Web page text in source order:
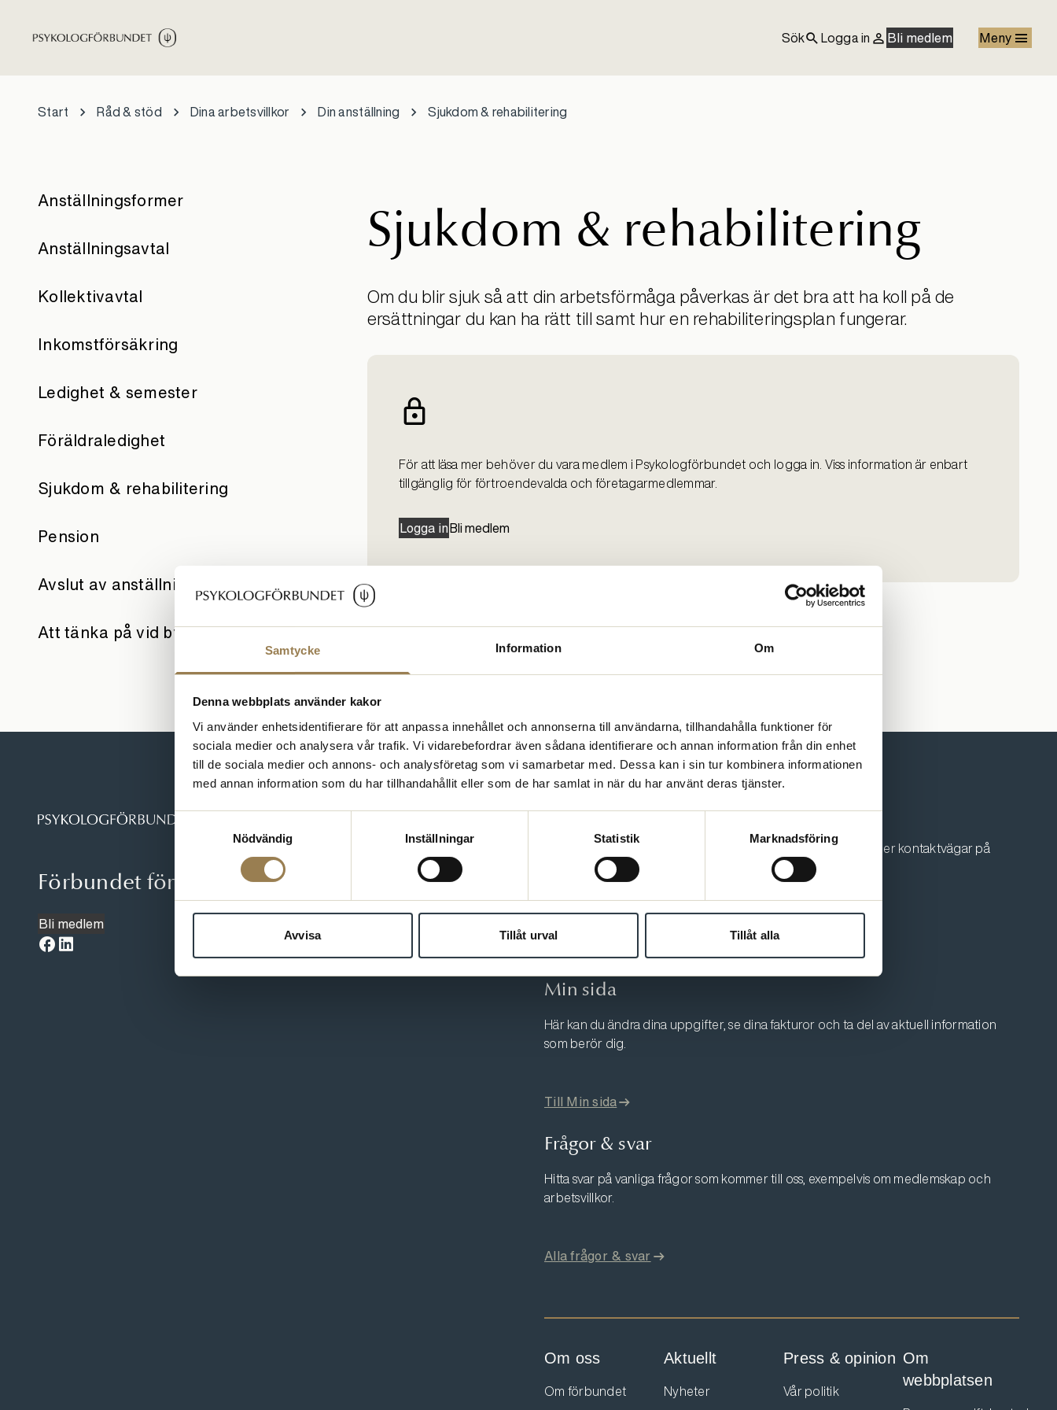
Samtycke Information Om
Denna webbplats använder kakor
Vi använder enhetsidentifierare för att anpassa innehållet och annonserna till användarna, tillhandahålla funktioner för
sociala medier och analysera vår trafik. Vi vidarebefordrar även sådana identifierare och annan information från din enhet
till de sociala medier och annons- och analysföretag som vi samarbetar med. Dessa kan i sin tur kombinera informationen
med annan information som du har tillhandahållit eller som de har samlat in när du har använt deras tjänster.
Samtyckesval
Nödvändig
Inställningar Statistik Marknadsföring
Avvisa Tillåt urval Tillåt alla
Sök
Logga in Bli medlem Meny
Start Råd & stöd Dina arbetsvillkor Din anställning Sjukdom & rehabilitering
Anställningsformer
Anställningsavtal
Kollektivavtal
Inkomstförsäkring
Ledighet & semester
Föräldraledighet
Sjukdom & rehabilitering
Pension
Avslut av anställning
Att tänka på vid byte av jobb
Sjukdom & rehabilitering
Om du blir sjuk så att din arbetsförmåga påverkas är det bra att ha koll på de
ersättningar du kan ha rätt till samt hur en rehabiliteringsplan fungerar.
För att läsa mer behöver du vara medlem i Psykologförbundet och logga in. Viss information är enbart
tillgänglig för förtroendevalda och företagarmedlemmar.
Logga inBli medlem
Förbundet för dig som är psykolog
Bli medlem
Kontakt
Varmt välkommen att kontakta oss. Du som är medlem hittar fler kontaktvägar på
08-567 06 400
Min sida
Här kan du ändra dina uppgifter, se dina fakturor och ta del av aktuell information
som berör dig.
Till Min sida
Frågor & svar
Hitta svar på vanliga frågor som kommer till oss, exempelvis om medlemskap och
arbetsvillkor.
Alla frågor & svar
Om oss
Om förbundet
Aktuellt
Nyheter
Press & opinion
Vår politik
Om
webbplatsen